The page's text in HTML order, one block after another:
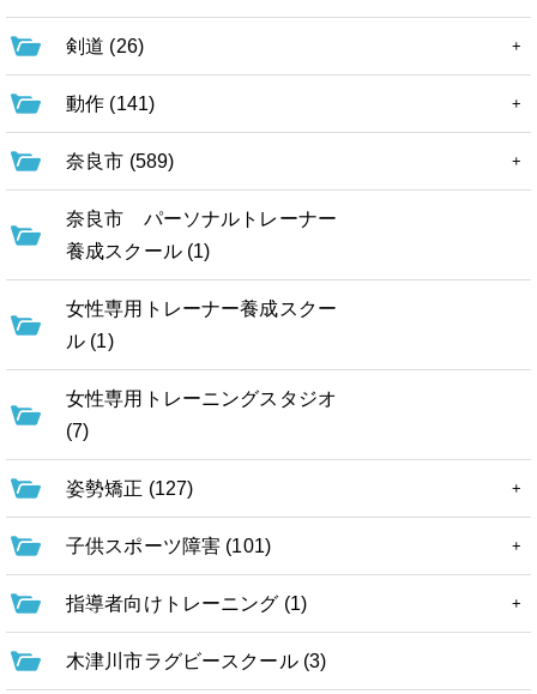
剣道 (26)
動作 (141)
奈良市 (589)
奈良市 パーソナルトレーナー
養成スクール (1)
女性専用トレーナー養成スクー
ル (1)
女性専用トレーニングスタジオ
(7)
姿勢矯正 (127)
子供スポーツ障害 (101)
指導者向けトレーニング (1)
木津川市ラグビースクール (3)